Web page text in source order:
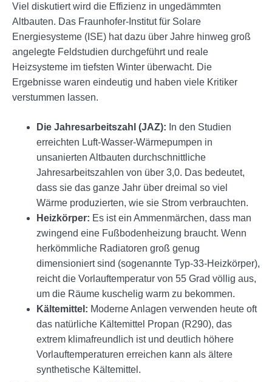
Viel diskutiert wird die Effizienz in ungedämmten
Altbauten. Das Fraunhofer-Institut für Solare
Energiesysteme (ISE) hat dazu über Jahre hinweg groß
angelegte Feldstudien durchgeführt und reale
Heizsysteme im tiefsten Winter überwacht. Die
Ergebnisse waren eindeutig und haben viele Kritiker
verstummen lassen.
Die Jahresarbeitszahl (JAZ): In den Studien
erreichten Luft-Wasser-Wärmepumpen in
unsanierten Altbauten durchschnittliche
Jahresarbeitszahlen von über 3,0. Das bedeutet,
dass sie das ganze Jahr über dreimal so viel
Wärme produzierten, wie sie Strom verbrauchten.
Heizkörper: Es ist ein Ammenmärchen, dass man
zwingend eine Fußbodenheizung braucht. Wenn
herkömmliche Radiatoren groß genug
dimensioniert sind (sogenannte Typ-33-Heizkörper),
reicht die Vorlauftemperatur von 55 Grad völlig aus,
um die Räume kuschelig warm zu bekommen.
Kältemittel: Moderne Anlagen verwenden heute oft
das natürliche Kältemittel Propan (R290), das
extrem klimafreundlich ist und deutlich höhere
Vorlauftemperaturen erreichen kann als ältere
synthetische Kältemittel.